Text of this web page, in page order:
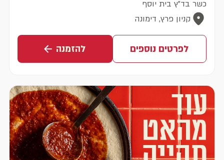
כשר בד"ץ בית יוסף
קניון פרץ, דימונה
לפרטים נוספים להזמנה